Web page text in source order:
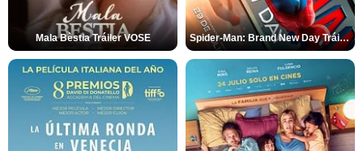
Mala Bèstia Tráiler VOSE Spider-Man: Brand New Day Tráiler (3)